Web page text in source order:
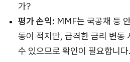
가?
평가 손익: MMF는 국공채 등
동이 적지만, 급격한 금리 변동
수 있으므로 확인이 필요합니다.